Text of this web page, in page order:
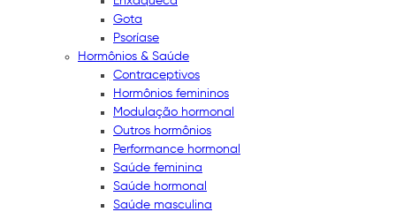
Gota
Psoríase
Hormônios & Saúde
Contraceptivos
Hormônios femininos
Modulação hormonal
Outros hormônios
Performance hormonal
Saúde feminina
Saúde hormonal
Saúde masculina